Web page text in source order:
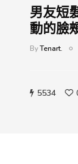
男友短
動的臉
ByTenart.
5534